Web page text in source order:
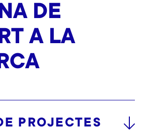
DE
A LA
PROJECTES